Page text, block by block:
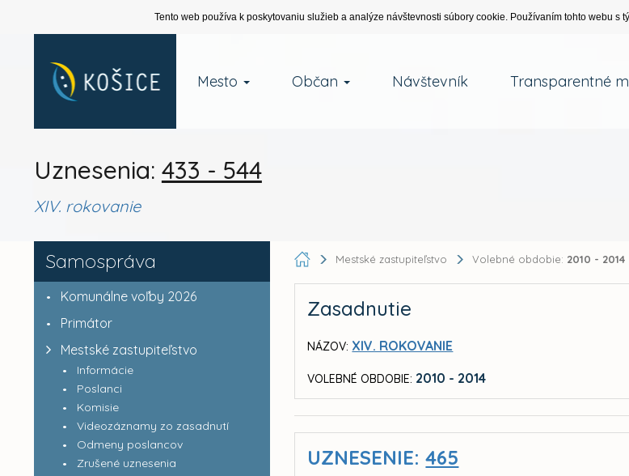
Tento web používa k poskytovaniu služieb a analýze návštevnosti súbory cookie. Používaním tohto webu s
Mesto Občan Návštevník Transparentné
Uznesenia: 433 - 544
XIV. rokovanie
Samospráva
Komunálne voľby 2026
Primátor
Mestské zastupiteľstvo
Informácie
Poslanci
Komisie
Videozáznamy zo zasadnutí
Odmeny poslancov
Zrušené uznesenia
Mestské zastupiteľstvo Volebné obdobie: 2010 - 2014
Zasadnutie
NÁZOV: XIV. ROKOVANIE
VOLEBNÉ OBDOBIE: 2010 - 2014
UZNESENIE:465